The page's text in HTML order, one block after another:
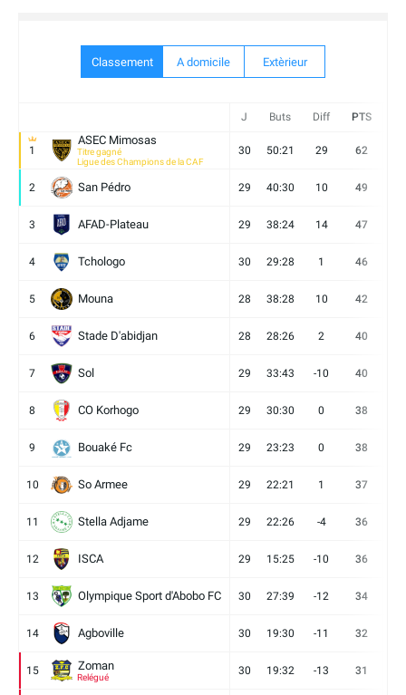
Classement A domicile Extèrieur
J Buts Diff PTS
1
ASEC Mimosas
Titre gagné
Ligue des Champions de la CAF
30 50:21 29 62
2 San Pédro 29 40:30 10 49
3 AFAD-Plateau 29 38:24 14 47
4 Tchologo 30 29:28 1 46
5 Mouna 28 38:28 10 42
6 Stade D'abidjan 28 28:26 2 40
7 Sol 29 33:43 -10 40
8 CO Korhogo 29 30:30 0 38
9 Bouaké Fc 29 23:23 0 38
10 So Armee 29 22:21 1 37
11 Stella Adjame 29 22:26 -4 36
12 ISCA 29 15:25 -10 36
13 Olympique Sport d'Abobo FC 30 27:39 -12 34
14 Agboville 30 19:30 -11 32
15 Zoman
Relégué
30 19:32 -13 31